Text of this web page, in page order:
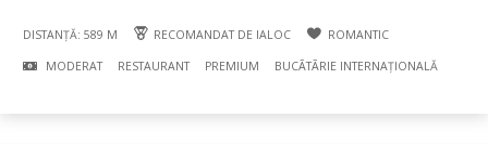
DISTANȚĂ: 589 M RECOMANDAT DE IALOC ROMANTIC
MODERAT RESTAURANT PREMIUM BUCÃTÃRIE INTERNAȚIONALĂ